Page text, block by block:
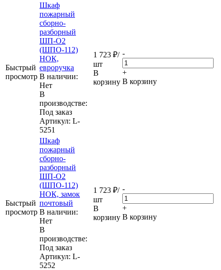
Быстрый
просмотр
Шкаф
пожарный
сборно-
разборный
ШП-О2
(ШПО-112)
НОК,
евроручка
В наличии:
Нет
В
производстве:
Под заказ
Артикул: L-
5251
1 723 ₽/
шт
В
корзину
-
+
В корзину
Быстрый
просмотр
Шкаф
пожарный
сборно-
разборный
ШП-О2
(ШПО-112)
НОК, замок
почтовый
В наличии:
Нет
В
производстве:
Под заказ
Артикул: L-
5252
1 723 ₽/
шт
В
корзину
-
+
В корзину